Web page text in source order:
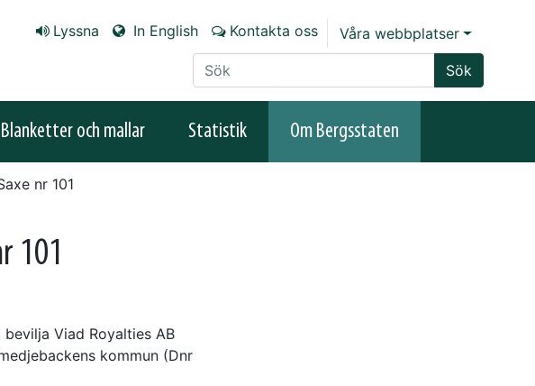
Lyssna In English Kontakta oss
Våra webbplatser
Sök på sajten
Sök
Blanketter och mallar Statistik Om Bergsstaten
nr 101
101
Viad Royalties AB
kommun (Dnr